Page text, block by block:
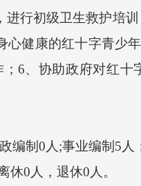
进行初级卫生救护培
心健康的红十字青少
6、协助政府对红
制0人;事业编制5人
0人，退休0人。